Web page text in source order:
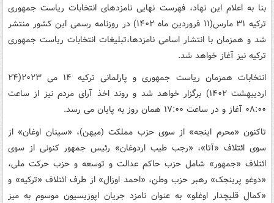
بنا به اعلام این نهاد، فهرست نهایی نامزدهای انتخابات ریاست جمهوری
ترکیه ۳۱ مارس(۱۱ فروردین ماه ۱۴۰۲) در روزنامه رسمی این کشور منتشر
شد و همزمان با انتشار اسامی نامزدها،تبلیغات انتخابات ریاست جمهوری
ترکیه نیز آغاز خواهد شد.
انتخابات همزمان ریاست جمهوری و پارلمانی ترکیه ۱۴ می ۲۰۲۳(۲۴
اردیبهشت ۱۴۰۲) برگزار خواهد شد و روند اخذ آرای مردم نیز از ساعت
۰۸:۰۰ آغاز و در ساعت ۱۷:۰۰ همان روز به پایان می رسد.
تاکنون «محرم اینجه» از سوی حزب مملکت (میهن)، «سینان اوغان» از
سوی ائتلاف «آتا»، «رجب طیب اردوغان» رئیس جمهور کنونی از سوی
ائتلاف «جمهور» شامل حزب حاکم عدالت و توسعه و حزب حرکت ملی،
«دوغو پرینجک» رهبر حزب وطن، «احمد اوزال» از طرف ائتلاف «ترکیه» و
«کمال قلیچدار اوغلو» به عنوان نامزد جریان اپوزیسیون موسوم به میز